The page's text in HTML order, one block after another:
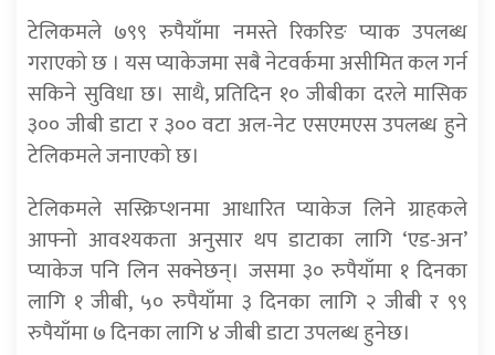
टेलिकमले ७९९ रुपैयाँमा नमस्ते रिकरिङ प्याक उपलब्ध
गराएको छ । यस प्याकेजमा सबै नेटवर्कमा असीमित कल गर्न
सकिने सुविधा छ। साथै, प्रतिदिन १० जीबीका दरले मासिक
३०० जीबी डाटा र ३०० वटा अल-नेट एसएमएस उपलब्ध हुने
टेलिकमले जनाएको छ।
टेलिकमले सस्क्रिप्शनमा आधारित प्याकेज लिने ग्राहकले
आफ्नो आवश्यकता अनुसार थप डाटाका लागि ‘एड-अन’
प्याकेज पनि लिन सक्नेछन्। जसमा ३० रुपैयाँमा १ दिनका
लागि १ जीबी, ५० रुपैयाँमा ३ दिनका लागि २ जीबी र ९९
रुपैयाँमा ७ दिनका लागि ४ जीबी डाटा उपलब्ध हुनेछ।